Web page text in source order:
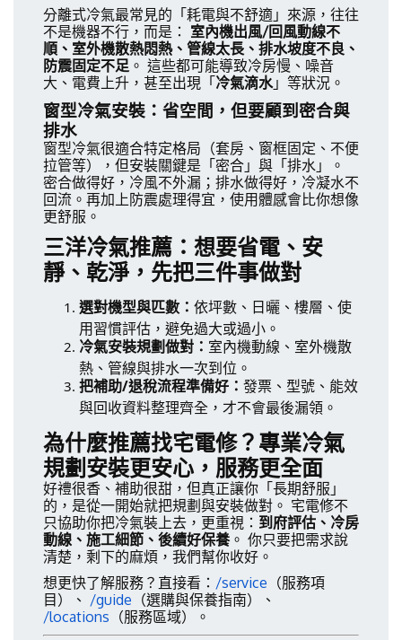
分離式冷氣最常見的「耗電與不舒適」來源，往往
不是機器不行，而是： 室內機出風/回風動線不
順、室外機散熱悶熱、管線太長、排水坡度不良、
防震固定不足。 這些都可能導致冷房慢、噪音
大、電費上升，甚至出現「冷氣滴水」等狀況。
窗型冷氣安裝：省空間，但要顧到密合與
排水
窗型冷氣很適合特定格局（套房、窗框固定、不便
拉管等），但安裝關鍵是「密合」與「排水」。
密合做得好，冷風不外漏；排水做得好，冷凝水不
回流。再加上防震處理得宜，使用體感會比你想像
更舒服。
三洋冷氣推薦：想要省電、安
靜、乾淨，先把三件事做對
選對機型與匹數： 依坪數、日曬、樓層、使
用習慣評估，避免過大或過小。
冷氣安裝規劃做對： 室內機動線、室外機散
熱、管線與排水一次到位。
把補助/退稅流程準備好： 發票、型號、能效
與回收資料整理齊全，才不會最後漏領。
為什麼推薦找宅電修？專業冷氣
規劃安裝更安心，服務更全面
好禮很香、補助很甜，但真正讓你「長期舒服」
的，是從一開始就把規劃與安裝做對。 宅電修不
只協助你把冷氣裝上去，更重視： 到府評估、冷房
動線、施工細節、後續好保養 。 你只要把需求說
清楚，剩下的麻煩，我們幫你收好。
想更快了解服務？直接看： /service （服務項
目）、 /guide （選購與保養指南）、
/locations （服務區域）。